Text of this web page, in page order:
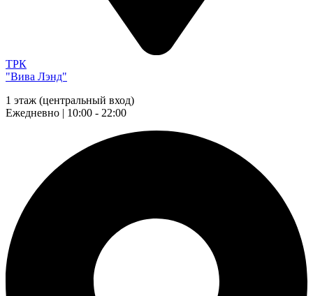
ТРК
"Вива Лэнд"
1 этаж (центральный вход)
Ежедневно | 10:00 - 22:00